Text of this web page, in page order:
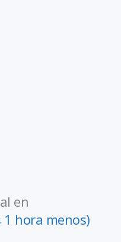
en
1 hora menos)